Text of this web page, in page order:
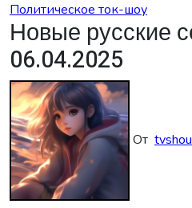
Политическое ток-шоу
Новые русские
06.04.2025
От